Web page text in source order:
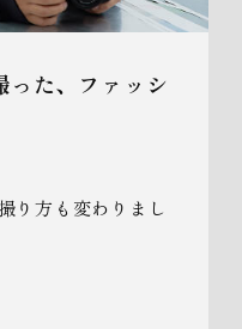
った、ファッシ
り方も変わりまし